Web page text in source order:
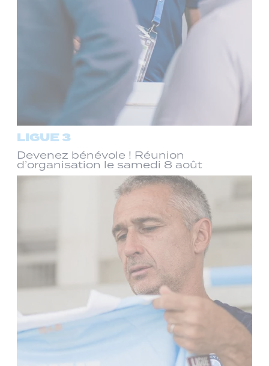
LIGUE 3
Devenez bénévole ! Réunion
d’organisation le samedi 8 août